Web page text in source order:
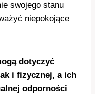
swojego stanu
niepokojące
dotyczyć
i fizycznej, a ich
odporności